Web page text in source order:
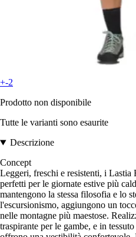
+-2
Prodotto non disponibile
Tutte le varianti sono esaurite
Descrizione
Concept
Leggeri, freschi e resistenti, i Lastia
perfetti per le giornate estive più
mantengono la stessa filosofia e lo
l'escursionismo, aggiungono un
nelle montagne più maestose.
traspirante per le gambe, e in